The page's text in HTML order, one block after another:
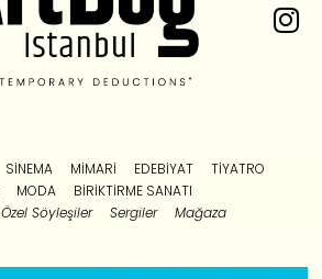
SINEMA MIMARI EDEBIYAT
TIYATRO
MODA
BIRIKTIRME SANATI
Özel Söyleşiler Sergiler Mağaza